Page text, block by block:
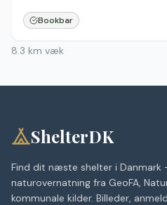
Bookbar
8.3 km væk
ShelterDK
Find dit næste shelter i Danmark
naturovernatning fra GeoFA,
kommunale kilder. Billeder,